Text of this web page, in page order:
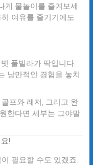
게 물놀이를 즐겨보세
여유를 즐기기에도
풀빌라가 딱입니다.
낭만적인 경험을 놓치
프와 레저, 그리고 완
한다면 세부는 그야말
!
필요할 수도 있겠죠.